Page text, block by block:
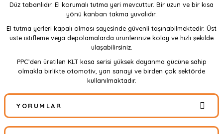
Düz tabanlıdır. El korumalı tutma yeri mevcuttur. Bir uzun ve bir kısa
yönü kanban takma yuvalıdır.
El tutma yerleri kapalı olması sayesinde güvenli taşınabilmektedir. Üst
üste istifleme veya depolamalarda ürünlerinize kolay ve hızlı şekilde
ulaşabilirsiniz.
PPC’den üretilen KLT kasa serisi yüksek dayanma gücüne sahip
olmakla birlikte otomotiv, yan sanayi ve birden çok sektörde
kullanılmaktadır.
YORUMLAR